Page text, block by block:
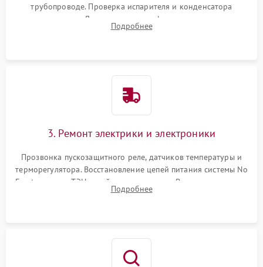
трубопроводе. Проверка испарителя и конденсатора
течеискателем. Демонтаж старого фильтра-осушителя и
продувка капиллярной трубки для устранения засоров.
Подробнее
3. Ремонт электрики и электроники
Прозвонка пускозащитного реле, датчиков температуры и
терморегулятора. Восстановление цепей питания системы No
Frost, включая ТЭН оттайки и вентилятор. Ремонт или замена
платы управления при сбоях алгоритмов.
Подробнее